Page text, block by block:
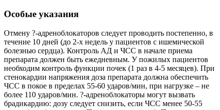
Особые указания
Отмену ?-адреноблокаторов следует проводить постепенно, в
течение 10 дней (до 2-х недель у пациентов с ишемической
болезнью сердца). Контроль АД и ЧСС в начале приема
препарата должен быть ежедневным. У пожилых пациентов
необходим контроль функции почек (1 раз в 4-5 месяцев). При
стенокардии напряжения доза препарата должна обеспечить
ЧСС в покое в пределах 55-60 ударов/мин, при нагрузке – не
более 110 ударов/мин. ?-адреноблокаторы могут вызвать
брадикардию: дозу следует снизить, если ЧСС менее 50-55